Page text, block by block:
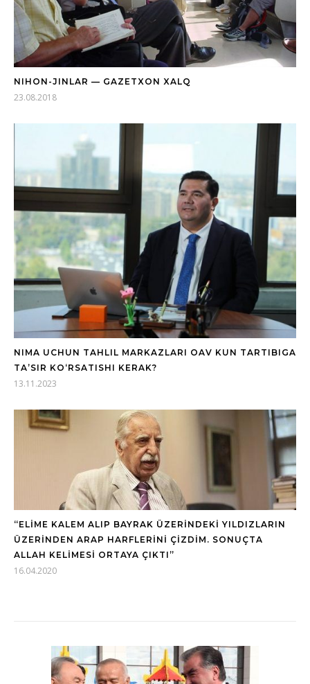
NIHON-JINLAR — GAZETXON XALQ
23.08.2018
NIMA UCHUN TAHLIL MARKAZLARI OAV KUN TARTIBIGA
TA’SIR KO‘RSATISHI KERAK?
13.11.2023
“ELİME KALEM ALIP BAYRAK ÜZERİNDEKİ YILDIZLARIN
ÜZERİNDEN ARAP HARFLERİNİ ÇİZDİM. SONUÇTA
ALLAH KELİMESİ ORTAYA ÇIKTI”
16.04.2020